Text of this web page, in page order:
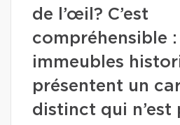
de l’œil? C’est
compréhensible :
immeubles
présentent un
distinct qui n’est